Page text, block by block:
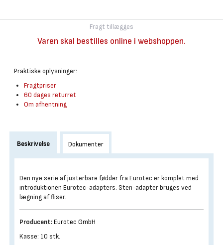
Fragt tillægges
Varen skal bestilles online i webshoppen.
Praktiske oplysninger:
Fragtpriser
60 dages returret
Om afhentning
Beskrivelse Dokumenter
Den nye serie af justerbare fødder fra Eurotec er komplet med
introduktionen Eurotec-adapters. Sten-adapter bruges ved
lægning af fliser.
Producent:Eurotec GmbH
Kasse: 10 stk.